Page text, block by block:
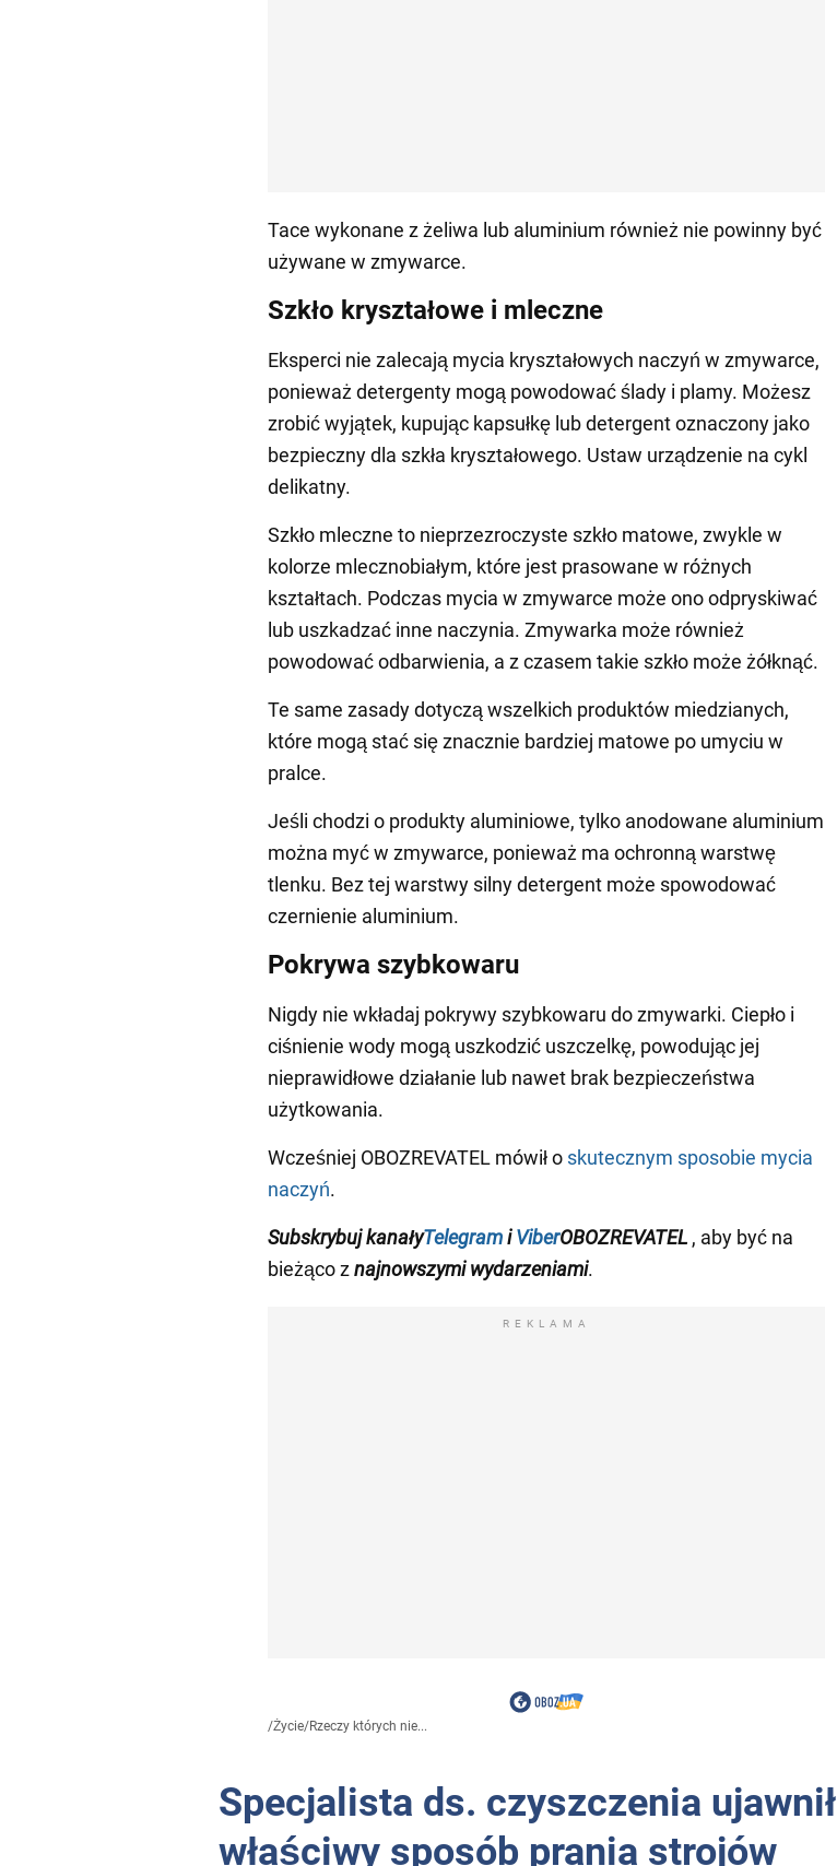
Tace wykonane z żeliwa lub aluminium również nie powinny być
używane w zmywarce.
Szkło kryształowe i mleczne
Eksperci nie zalecają mycia kryształowych naczyń w zmywarce,
ponieważ detergenty mogą powodować ślady i plamy. Możesz
zrobić wyjątek, kupując kapsułkę lub detergent oznaczony jako
bezpieczny dla szkła kryształowego. Ustaw urządzenie na cykl
delikatny.
Szkło mleczne to nieprzezroczyste szkło matowe, zwykle w
kolorze mlecznobiałym, które jest prasowane w różnych
kształtach. Podczas mycia w zmywarce może ono odpryskiwać
lub uszkadzać inne naczynia. Zmywarka może również
powodować odbarwienia, a z czasem takie szkło może żółknąć.
Te same zasady dotyczą wszelkich produktów miedzianych,
które mogą stać się znacznie bardziej matowe po umyciu w
pralce.
Jeśli chodzi o produkty aluminiowe, tylko anodowane aluminium
można myć w zmywarce, ponieważ ma ochronną warstwę
tlenku. Bez tej warstwy silny detergent może spowodować
czernienie aluminium.
Pokrywa szybkowaru
Nigdy nie wkładaj pokrywy szybkowaru do zmywarki. Ciepło i
ciśnienie wody mogą uszkodzić uszczelkę, powodując jej
nieprawidłowe działanie lub nawet brak bezpieczeństwa
użytkowania.
Wcześniej OBOZREVATEL mówił o skutecznym sposobie mycia
naczyń.
SubskrybujkanałyTelegramiViberOBOZREVATEL , aby być na
bieżąco znajnowszymi wydarzeniami.
REKLAMA
/Życie/Rzeczy których nie...
Specjalista ds. czyszczenia ujawnił
właściwy sposób prania strojów